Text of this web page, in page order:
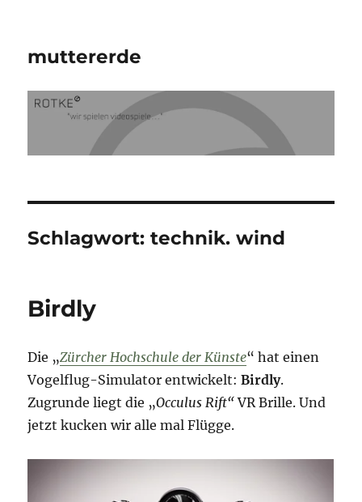
muttererde
Schlagwort:technik. wind
Birdly
Die „Zürcher Hochschule der Künste“ hat einen
Vogelflug-Simulator entwickelt:Birdly.
Zugrunde liegt die „Occulus Rift“VR Brille. Und
jetzt kucken wir alle mal Flügge.